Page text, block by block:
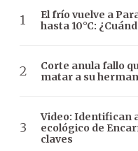
El frío vuelve a
hasta 10°C:
Corte anula fallo
matar a su
Video: Identifican
ecológico de
claves